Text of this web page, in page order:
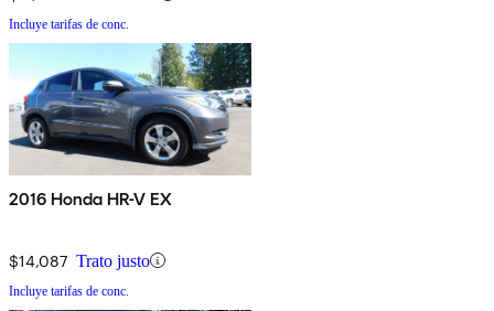
Incluye tarifas de conc.
2016 Honda HR-V EX
$14,087 Trato justo
Incluye tarifas de conc.